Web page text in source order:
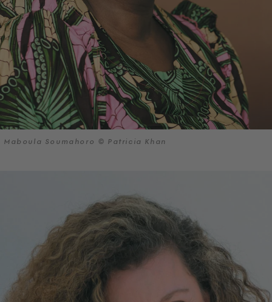
Maboula Soumahoro © Patricia Khan